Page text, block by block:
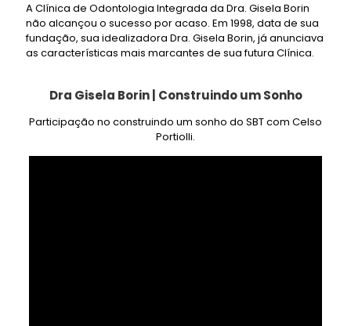
A Clínica de Odontologia Integrada da Dra. Gisela Borin
não alcançou o sucesso por acaso. Em 1998, data de sua
fundação, sua idealizadora Dra. Gisela Borin, já anunciava
as características mais marcantes de sua futura Clínica.
Dra Gisela Borin | Construindo um Sonho
Participação no construindo um sonho do SBT com Celso
Portiolli.